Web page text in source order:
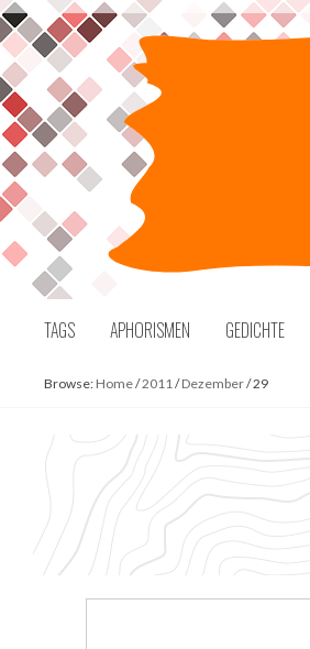
Skip
to
content
TAGS APHORISMEN GEDICHTE
Browse: Home/2011/Dezember/29